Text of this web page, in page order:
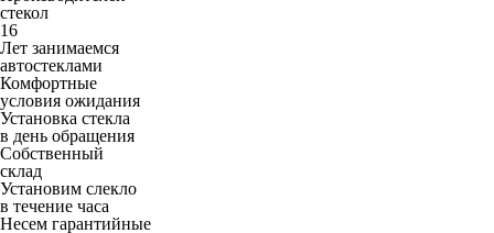
стекол
16
Лет занимаемся
автостеклами
Комфортные
условия ожидания
Установка стекла
в день обращения
Собственный
склад
Установим слекло
в течение часа
Несем гарантийные